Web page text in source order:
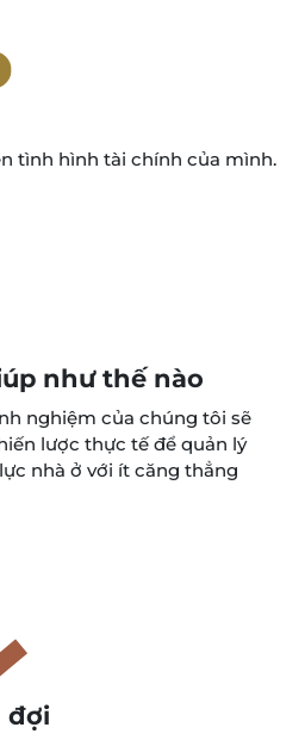
tình hình tài chính của mình.
như thế nào
nghiệm của chúng tôi sẽ
lược thực tế để quản lý
nhà ở với ít căng thẳng
đợi